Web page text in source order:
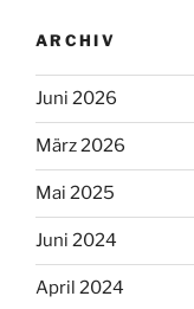
ARCHIV
Juni 2026
März 2026
Mai 2025
Juni 2024
April 2024